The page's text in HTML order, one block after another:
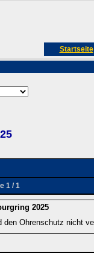
Startseite
1 / 1
2025
den Ohrenschutz nicht